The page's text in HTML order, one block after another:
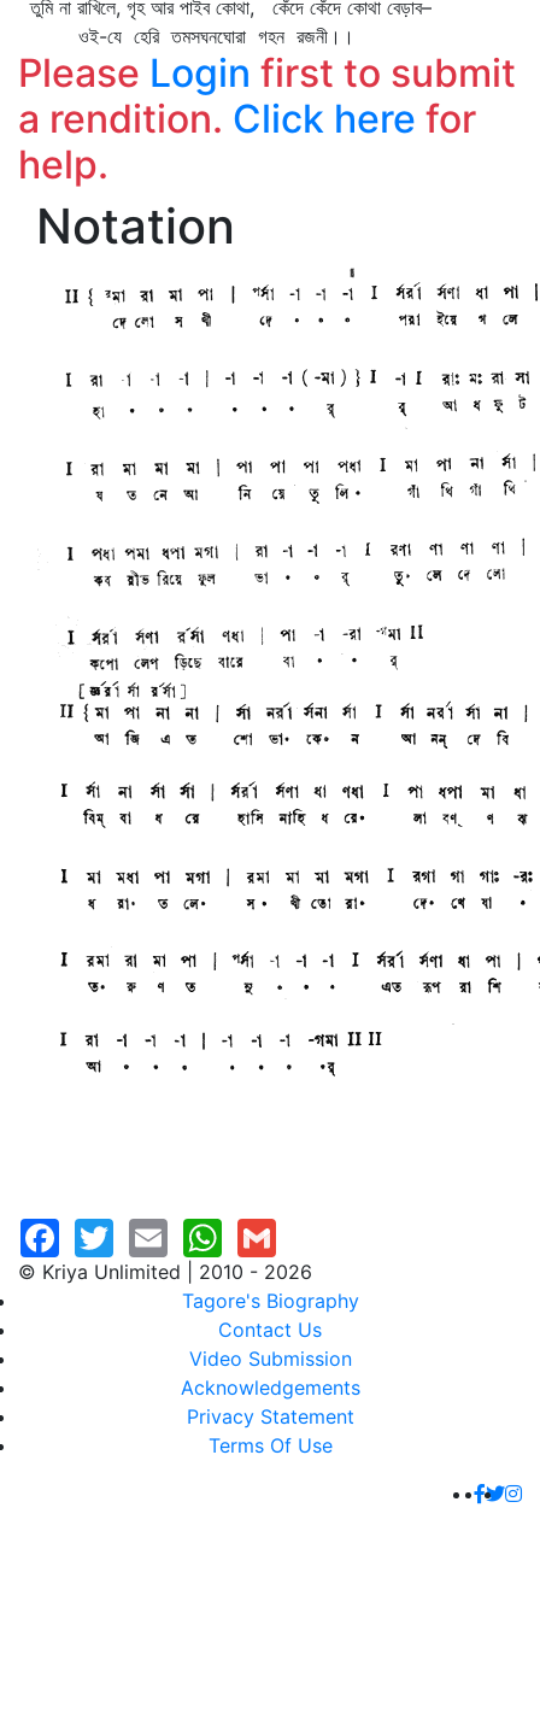
তুমি না রাখিলে, গৃহ আর পাইব কোথা, কেঁদে কেঁদে কোথা বেড়াব–
ওই-যে হেরি তমসঘনঘোরা গহন রজনী।।
Please Login first to submit
a rendition. Click here for
help.
Notation
© Kriya Unlimited | 2010 - 2026
Tagore's Biography
Contact Us
Video Submission
Acknowledgements
Privacy Statement
Terms Of Use